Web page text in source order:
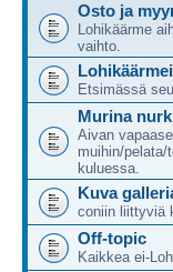
Osto ja
Lohikäärme
vaihto.
Etsimässä
Murina
Aivan
muihin/
kuluessa.
Kuva
coniin liittyviä
Off-topic
Kaikkea ei-